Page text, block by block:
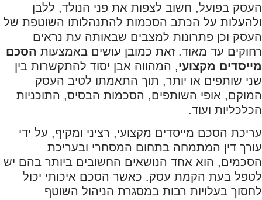
העסק בפועל, חשוב לצפות את פני הנולד, ללבן
ולהעלות על הכתב הסכמות להתנהלותו השוטפת של
העסק וכן פתרונות למצבים שבאותה עת נראים
רחוקים עד מאוד. זאת כמובן עושים באמצעות הסכם
מייסדים מקצועי, המהווה אבן יסוד להתקשרות בין
שני שותפים או יותר, תוך התאמתו לטיב העסק
המוקם, אופי השותפים, הסכמות הבסיס, התוכניות
הכלכליות ועוד.
עריכת הסכם מייסדים מקצועי, רציני ומקיף, על ידי
עורך דין המתמחה בתחום המסחרי ובעריכת
הסכמים, הוא אחד הנושאים החשובים ביותר בהם יש
לטפל בעת הקמת עסק. כאשר הסכם איכותי יכול
לחסוך בעלויות רבות במסגרת הניהול השוטף